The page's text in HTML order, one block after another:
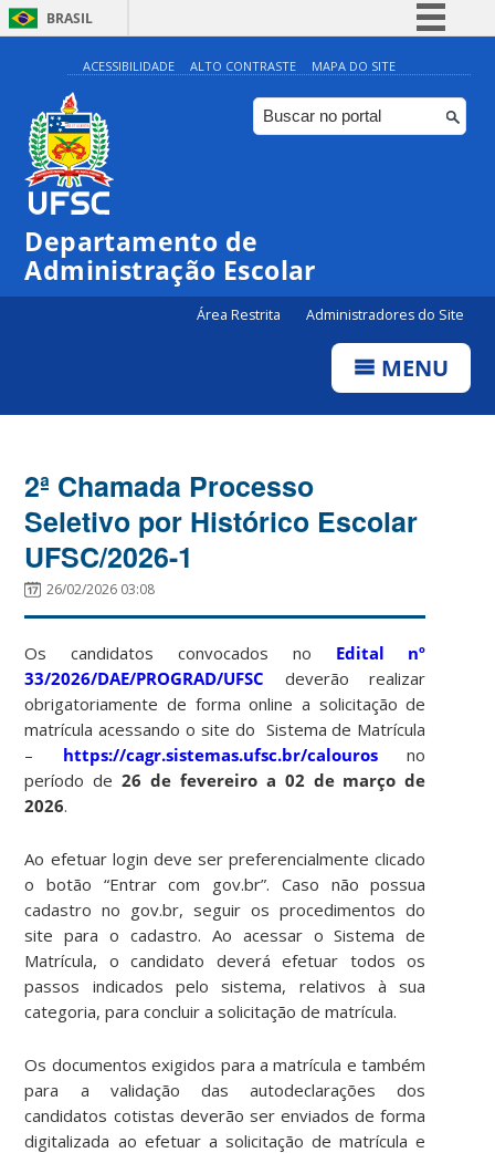
BRASIL
Simplifique!
Comunica BR
Participe
ACESSIBILIDADE ALTO CONTRASTE MAPA DO SITE
Departamento de
Administração Escolar
Área Restrita Administradores do Site
MENU
2ª Chamada Processo
Seletivo por Histórico Escolar
UFSC/2026-1
26/02/2026 03:08
Os candidatos convocados no Edital nº
33/2026/DAE/PROGRAD/UFSC deverão realizar
obrigatoriamente de forma online a solicitação de
matrícula acessando o site do Sistema de Matrícula
– https://cagr.sistemas.ufsc.br/calourosno
período de26 de fevereiro a 02 de março de
2026.
Ao efetuar login deve ser preferencialmente clicado
o botão “Entrar com gov.br”. Caso não possua
cadastro no gov.br, seguir os procedimentos do
site para o cadastro. Ao acessar o Sistema de
Matrícula, o candidato deverá efetuar todos os
passos indicados pelo sistema, relativos à sua
categoria, para concluir a solicitação de matrícula.
Os documentos exigidos para a matrícula e também
para a validação das autodeclarações dos
candidatos cotistas deverão ser enviados de forma
digitalizada ao efetuar a solicitação de matrícula e